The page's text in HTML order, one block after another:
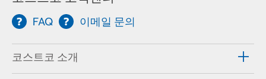
FAQ 이메일 문의
코스트코 소개